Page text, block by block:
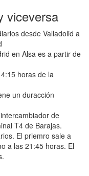
viceversa
desde Valladolid a
en Alsa es a partir de
horas de la
un duracción
de
T4 de Barajas.
El priemro sale a
a las 21:45 horas. El